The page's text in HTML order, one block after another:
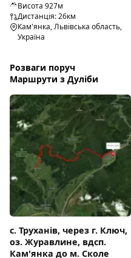
Висота 927м
Дистанція: 26км
Кам'янка, Львівська область,
Україна
Розваги поруч
Маршрути з Дуліби
с. Труханів, через г. Ключ,
оз. Журавлине, вдсп.
Кам'янка до м. Сколе